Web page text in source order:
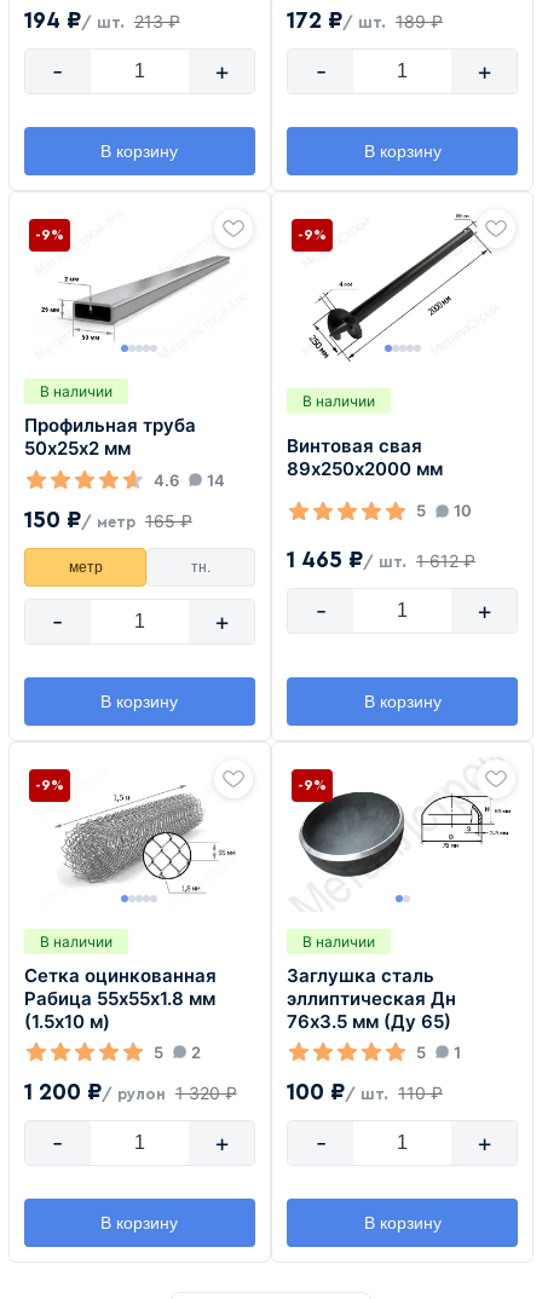
194 ₽/ шт. 213 ₽
- +
В корзину
172 ₽/ шт. 189 ₽
- +
В корзину
В наличии
Профильная труба
50х25х2 мм
4.6 14
150 ₽/ метр 165 ₽
-9%
метр тн.
- +
В корзину
В наличии
Винтовая свая
89х250х2000 мм
5 10
1 465 ₽/ шт. 1 612 ₽
-9%
- +
В корзину
В наличии
Сетка оцинкованная
Рабица 55х55х1.8 мм
(1.5х10 м)
5 2
1 200 ₽/ рулон 1 320 ₽
-9%
- +
В корзину
В наличии
Заглушка сталь
эллиптическая Дн
76х3.5 мм (Ду 65)
5 1
100 ₽/ шт. 110 ₽
-9%
- +
В корзину